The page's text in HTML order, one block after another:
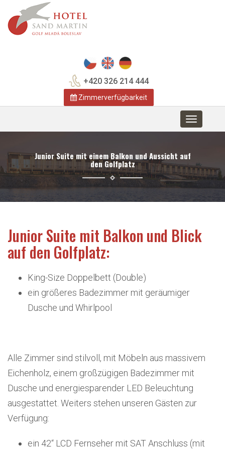
+420 326 214 444
Zimmerverfügbarkeit
Toggle
navigation
Junior Suite mit einem Balkon und Aussicht auf
den Golfplatz
Junior Suite mit Balkon und Blick
auf den Golfplatz:
King-Size Doppelbett (Double)
ein größeres Badezimmer mit geräumiger
Dusche und Whirlpool
Alle Zimmer sind stilvoll, mit Möbeln aus massivem
Eichenholz, einem großzügigen Badezimmer mit
Dusche und energiesparender LED Beleuchtung
ausgestattet. Weiters stehen unseren Gästen zur
Verfügung:
ein 42“ LCD Fernseher mit SAT Anschluss (mit